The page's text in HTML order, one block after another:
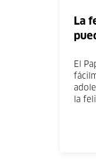
La
El
la